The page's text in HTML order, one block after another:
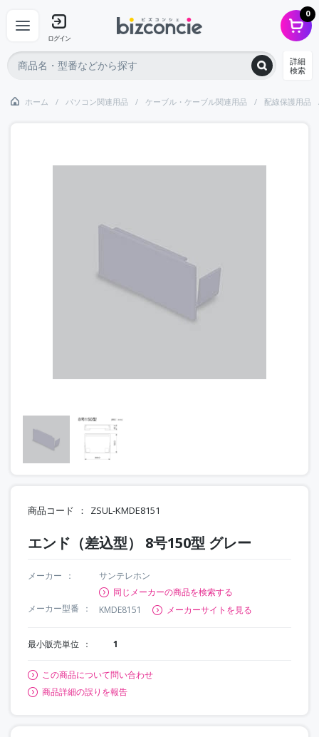
ログイン
0
詳細
検索
ホーム パソコン関連用品 ケーブル・ケーブル関連用品 配線保護用品
商品コード ZSUL-KMDE8151
エンド（差込型） 8号150型 グレー
メーカー
サンテレホン
同じメーカーの商品を検索する
メーカー型番
KMDE8151 メーカーサイトを見る
最小販売単位 1
この商品について問い合わせ
商品詳細の誤りを報告